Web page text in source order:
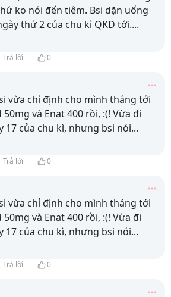
ko nói đến tiêm. Bsi dặn uống
thứ 2 của chu kì QKD tới....
Trả lời 0
vừa chỉ định cho mình tháng tới
và Enat 400 rồi, :(! Vừa đi
17 của chu kì, nhưng bsi nói...
Trả lời 0
vừa chỉ định cho mình tháng tới
và Enat 400 rồi, :(! Vừa đi
17 của chu kì, nhưng bsi nói...
Trả lời 0